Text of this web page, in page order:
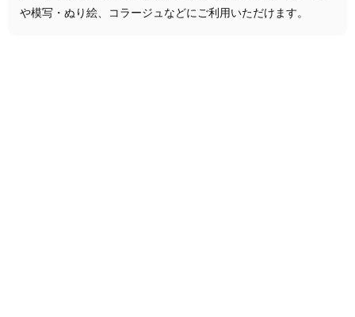
や模写・ぬり絵、コラージュなどにご利用いただけます。